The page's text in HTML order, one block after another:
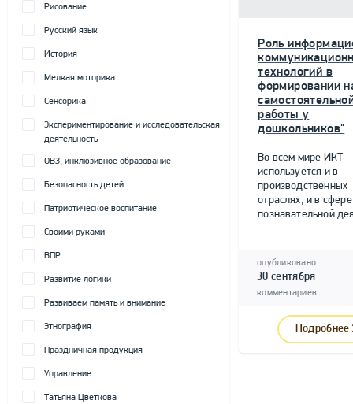
Рисование
Русский язык
История
Мелкая моторика
Сенсорика
Экспериментирование и исследовательская
деятельность
ОВЗ, инклюзивное образование
Безопасность детей
Патриотическое воспитание
Своими руками
ВПР
Развитие логики
Развиваем память и внимание
Этнография
Праздничная продукция
Управление
Татьяна Цветкова
Роль
технологий в
формировании
работы у
дошкольников"
Во всем мире ИКТ
используется и в
производственных
отраслях, и в сфере
познавательной
опубликовано
30 сентября
комментариев
Подробнее